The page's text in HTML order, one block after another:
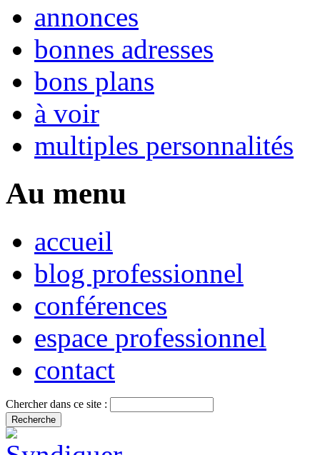
annonces
bonnes adresses
bons plans
à voir
multiples personnalités
Au menu
accueil
blog professionnel
conférences
espace professionnel
contact
Chercher dans ce site :